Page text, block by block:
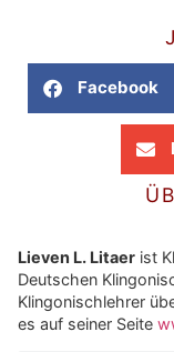
Facebook
Lieven L. Litaer ist
Deutschen
Klingonischlehrer
es auf seiner Seite